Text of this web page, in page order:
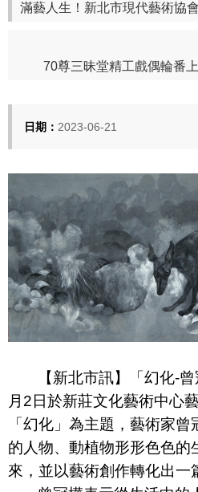
滿藝人生！新北市現代藝術協
70尊三昧堂精工戲偶輪番
日期： 2023-06-21
【新北市訊】「幻化-
月 2日於新莊文化藝術中心
「幻化」為主題，藝術家
的人物、動植物形形色色的
來，並以藝術創作轉化出一